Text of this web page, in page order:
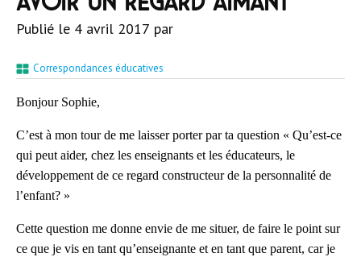
Publié le 4 avril 2017 par
Correspondances éducatives
Bonjour Sophie,
C’est à mon tour de me laisser porter par ta question « Qu’est-ce
qui peut aider, chez les enseignants et les éducateurs, le
développement de ce regard constructeur de la personnalité de
l’enfant? »
Cette question me donne envie de me situer, de faire le point sur
ce que je vis en tant qu’enseignante et en tant que parent, car je